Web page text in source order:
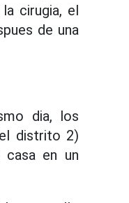
cirugia, el
de una
dia, los
distrito 2)
casa en un